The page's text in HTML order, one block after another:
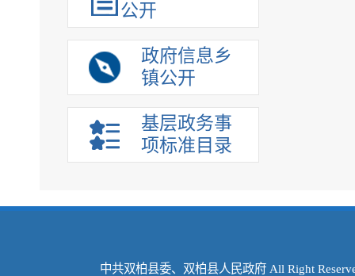
公开
政府信息乡
镇公开
基层政务事
项标准目录
中共双柏县委、双柏县人民政府 All Right